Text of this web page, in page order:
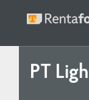
PT